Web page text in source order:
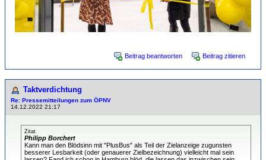
Beitrag beantworten Beitrag zitieren
Taktverdichtung
Re: Pressemitteilungen zum ÖPNV
14.12.2022 21:17
Zitat
Philipp Borchert
Kann man den Blödsinn mit "PlusBus" als Teil der Zielanzeige zugunsten
besserer Lesbarkeit (oder genauerer Zielbezeichnung) vielleicht mal sein